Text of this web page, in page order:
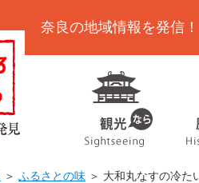
奈良の地域情報を発信！
＞ ふるさとの味 ＞ 大和丸なすの冷